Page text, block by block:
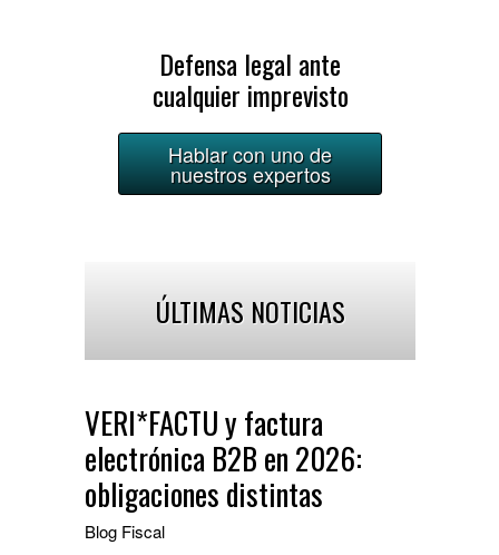
Defensa legal ante
cualquier imprevisto
Hablar con uno de
nuestros expertos
ÚLTIMAS NOTICIAS
VERI*FACTU y factura
electrónica B2B en 2026:
obligaciones distintas
Blog Fiscal